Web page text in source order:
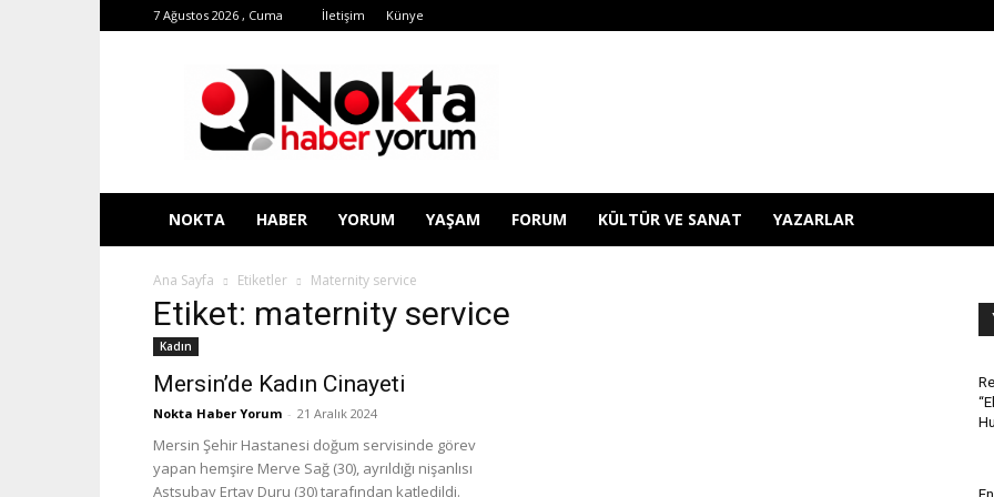
7 Ağustos 2026 , Cuma İletişim Künye
Nokta
Haber
Yorum
NOKTA HABER YORUM YAŞAM FORUM KÜLTÜR VE SANAT YAZARLAR
Ana Sayfa Etiketler Maternity service
Etiket: maternity service
Kadın
Mersin’de Kadın Cinayeti
Nokta Haber Yorum - 21 Aralık 2024
Mersin Şehir Hastanesi doğum servisinde görev
yapan hemşire Merve Sağ (30), ayrıldığı nişanlısı
Astsubay Ertay Duru (30) tarafından katledildi.